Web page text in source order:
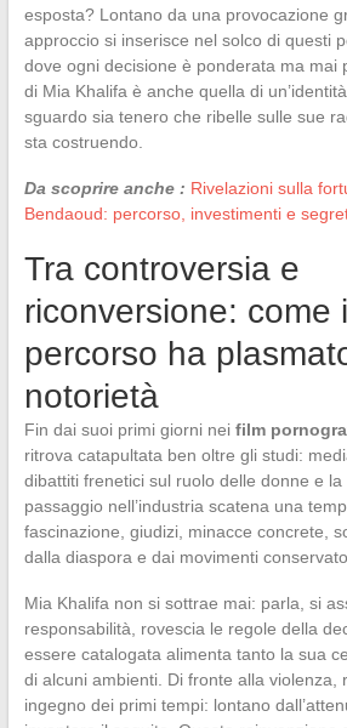
esposta? Lontano da una provocazione
approccio si inserisce nel solco di questi
dove ogni decisione è ponderata ma mai
di Mia Khalifa è anche quella di
sguardo sia tenero che ribelle sulle sue
sta costruendo.
Da scoprire anche : Rivelazioni sulla
Bendaoud: percorso, investimenti e
Tra controversia e
riconversione: come
percorso ha
notorietà
Fin dai suoi primi giorni nei film
ritrova catapultata ben oltre gli studi:
dibattiti frenetici sul ruolo delle donne e
passaggio nell’industria scatena una
fascinazione, giudizi, minacce concrete,
dalla diaspora e dai movimenti
Mia Khalifa non si sottrae mai: parla, si
responsabilità, rovescia le regole della
essere catalogata alimenta tanto la sua
di alcuni ambienti. Di fronte alla violenza,
ingegno dei primi tempi: lontano